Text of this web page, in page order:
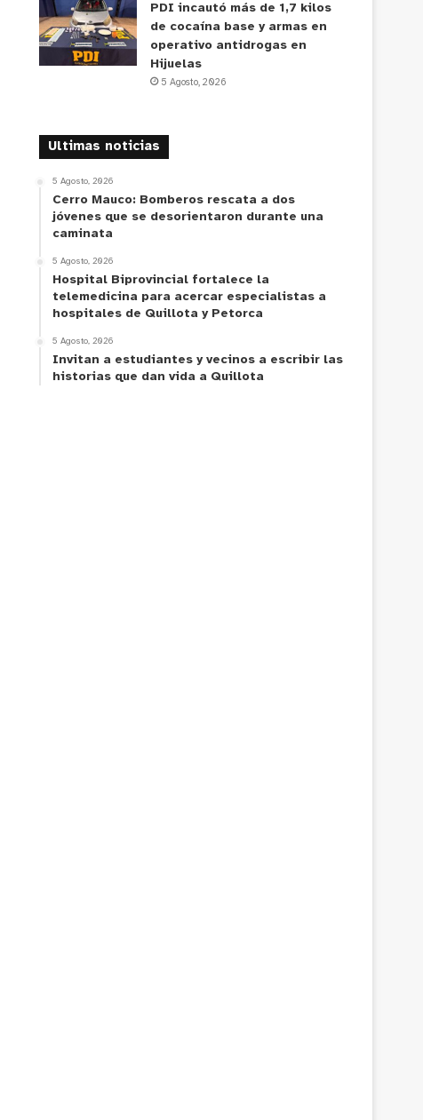
PDI incautó más de 1,7 kilos
de cocaína base y armas en
operativo antidrogas en
Hijuelas
5 Agosto, 2026
Ultimas noticias
5 Agosto, 2026
Cerro Mauco: Bomberos rescata a dos
jóvenes que se desorientaron durante una
caminata
5 Agosto, 2026
Hospital Biprovincial fortalece la
telemedicina para acercar especialistas a
hospitales de Quillota y Petorca
5 Agosto, 2026
Invitan a estudiantes y vecinos a escribir las
historias que dan vida a Quillota